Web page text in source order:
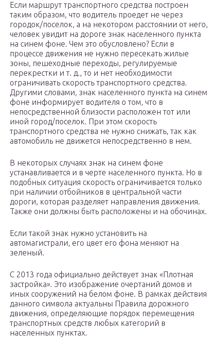
Если маршрут транспортного средства построен
таким образом, что водитель проедет не через
городок/поселок, а на некотором расстоянии от него,
человек увидит на дороге знак населенного пункта
на синем фоне. Чем это обусловлено? Если в
процессе движения не нужно пересекать жилые
зоны, пешеходные переходы, регулируемые
перекрестки и т. д., то и нет необходимости
ограничивать скорость транспортного средства.
Другими словами, знак населенного пункта на синем
фоне информирует водителя о том, что в
непосредственной близости расположен тот или
иной город/поселок. При этом скорость
транспортного средства не нужно снижать, так как
автомобиль не движется непосредственно в нем.
В некоторых случаях знак на синем фоне
устанавливается и в черте населенного пункта. Но в
подобных ситуация скорость ограничивается только
при наличии отбойников в центральной части
дороги, которая разделяет направления движения.
Также они должны быть расположены и на обочинах.
Если такой знак нужно установить на
автомагистрали, его цвет его фона меняют на
зеленый.
С 2013 года официально действует знак «Плотная
застройка». Это изображение очертаний домов и
иных сооружений на белом фоне. В рамках действия
данного символа актуальны Правила дорожного
движения, определяющие порядок перемещения
транспортных средств любых категорий в
населенных пунктах.